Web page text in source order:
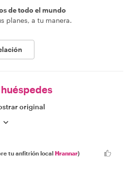
de todo el mundo
planes, a tu manera.
original
tu anfitrión local Hrannar)